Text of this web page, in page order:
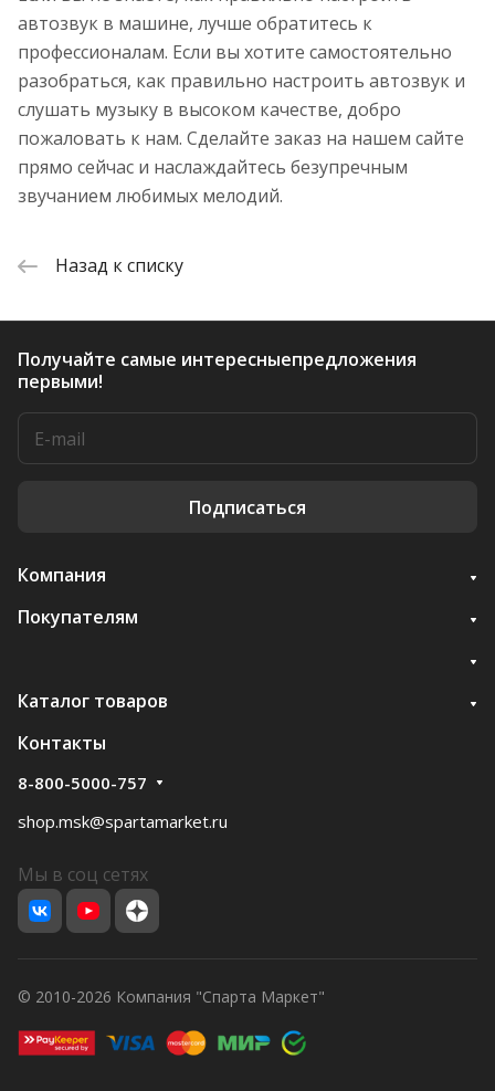
автозвук в машине, лучше обратитесь к
профессионалам. Если вы хотите самостоятельно
разобраться, как правильно настроить автозвук и
слушать музыку в высоком качестве, добро
пожаловать к нам. Сделайте заказ на нашем сайте
прямо сейчас и наслаждайтесь безупречным
звучанием любимых мелодий.
Назад к списку
Получайте самые интересныепредложения
первыми!
Подписаться
Компания
Покупателям
Каталог товаров
Контакты
8-800-5000-757
shop.msk@spartamarket.ru
Мы в соц сетях
© 2010-2026 Компания "Спарта Маркет"